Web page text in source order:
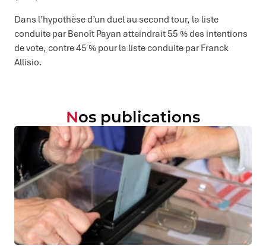
Dans l’hypothèse d’un duel au second tour, la liste
conduite par Benoît Payan atteindrait 55 % des intentions
de vote, contre 45 % pour la liste conduite par Franck
Allisio.
Nos publications